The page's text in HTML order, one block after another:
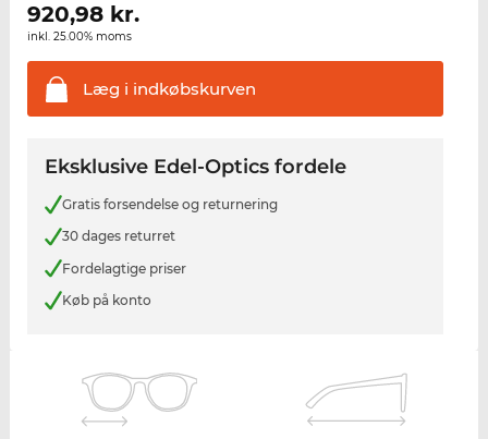
920,98kr.
inkl. 25.00% moms
Læg i indkøbskurven
Eksklusive Edel-Optics fordele
Gratis forsendelse og returnering
30 dages returret
Fordelagtige priser
Køb på konto